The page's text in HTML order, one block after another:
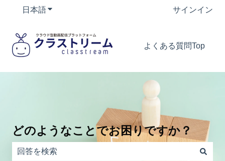
日本語翻訳のサブメニューを表示 サインイン
よくある質問Top
どのようなことでお困りですか？